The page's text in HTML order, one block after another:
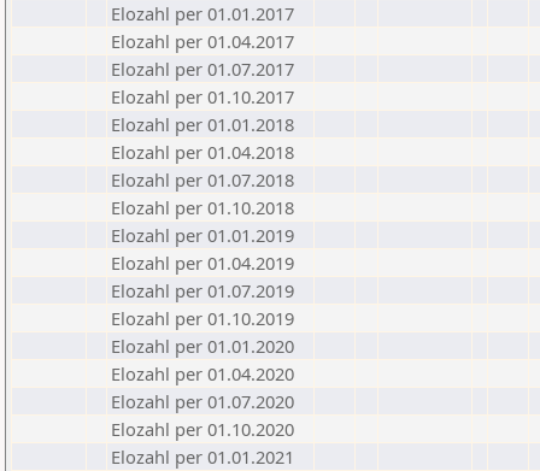
Elozahl per 01.01.2017
Elozahl per 01.04.2017
Elozahl per 01.07.2017
Elozahl per 01.10.2017
Elozahl per 01.01.2018
Elozahl per 01.04.2018
Elozahl per 01.07.2018
Elozahl per 01.10.2018
Elozahl per 01.01.2019
Elozahl per 01.04.2019
Elozahl per 01.07.2019
Elozahl per 01.10.2019
Elozahl per 01.01.2020
Elozahl per 01.04.2020
Elozahl per 01.07.2020
Elozahl per 01.10.2020
Elozahl per 01.01.2021